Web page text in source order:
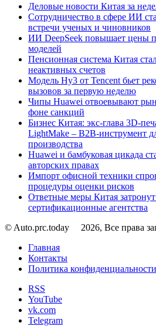
Деловые новости Китая за
Сотрудничество в сфере ИИ
встречи ученых и чиновников
ИИ DeepSeek повышает цены
моделей
Пенсионная система Китая
неактивных счетов
Модель Hy3 от Tencent бьет
вызовов за первую неделю
Чипы Huawei отвоевывают
фоне санкций
Бизнес Китая: экс-глава 3D-
LightMake – B2B-инструмент
производства
Huawei и бамбуковая цикада
авторских правах
Импорт офисной техники
процедуры оценки рисков
Ответные меры Китая
сертификационные агентства
© Auto.prc.today
2026, Все права
Главная
Контакты
Политика конфиденциальности
RSS
YouTube
vk.com
Telegram